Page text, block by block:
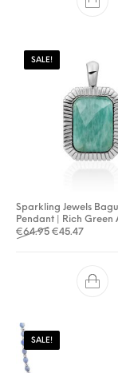
SALE!
Sparkling Jewels
Pendant | Rich Green
€64.95 €45.47Huidige
SALE!